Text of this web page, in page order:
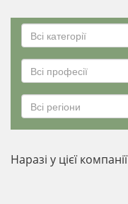
Всі категорії
Всі професії
Всі регіони
Наразі у цієї